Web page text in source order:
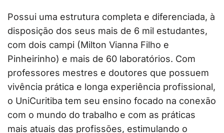
Possui uma estrutura completa e diferenciada, à
disposição dos seus mais de 6 mil estudantes,
com dois campi (Milton Vianna Filho e
Pinheirinho) e mais de 60 laboratórios. Com
professores mestres e doutores que possuem
vivência prática e longa experiência profissional,
o UniCuritiba tem seu ensino focado na conexão
com o mundo do trabalho e com as práticas
mais atuais das profissões, estimulando o